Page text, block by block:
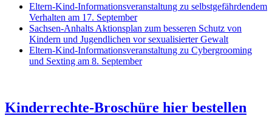
Eltern-Kind-Informationsveranstaltung zu selbstgefährdendem
Verhalten am 17. September
Sachsen-Anhalts Aktionsplan zum besseren Schutz von
Kindern und Jugendlichen vor sexualisierter Gewalt
Eltern-Kind-Informationsveranstaltung zu Cybergrooming
und Sexting am 8. September
Kinderrechte-Broschüre hier bestellen